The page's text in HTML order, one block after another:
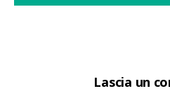
Lascia un